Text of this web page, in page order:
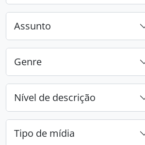
Assunto
Genre
Nível de descrição
Tipo de mídia